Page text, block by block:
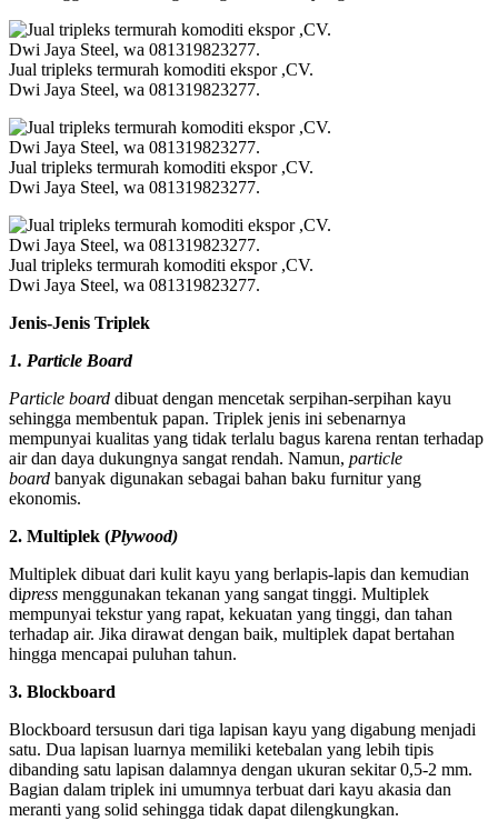
Jual tripleks termurah komoditi ekspor ,CV.
Dwi Jaya Steel, wa 081319823277.
Jual tripleks termurah komoditi ekspor ,CV.
Dwi Jaya Steel, wa 081319823277.
Jual tripleks termurah komoditi ekspor ,CV.
Dwi Jaya Steel, wa 081319823277.
Jenis-Jenis Triplek
1. Particle Board
Particle board dibuat dengan mencetak serpihan-serpihan kayu
sehingga membentuk papan. Triplek jenis ini sebenarnya
mempunyai kualitas yang tidak terlalu bagus karena rentan terhadap
air dan daya dukungnya sangat rendah. Namun, particle
board banyak digunakan sebagai bahan baku furnitur yang
ekonomis.
2. Multiplek (Plywood)
Multiplek dibuat dari kulit kayu yang berlapis-lapis dan kemudian
dipress menggunakan tekanan yang sangat tinggi. Multiplek
mempunyai tekstur yang rapat, kekuatan yang tinggi, dan tahan
terhadap air. Jika dirawat dengan baik, multiplek dapat bertahan
hingga mencapai puluhan tahun.
3. Blockboard
Blockboard tersusun dari tiga lapisan kayu yang digabung menjadi
satu. Dua lapisan luarnya memiliki ketebalan yang lebih tipis
dibanding satu lapisan dalamnya dengan ukuran sekitar 0,5-2 mm.
Bagian dalam triplek ini umumnya terbuat dari kayu akasia dan
meranti yang solid sehingga tidak dapat dilengkungkan.